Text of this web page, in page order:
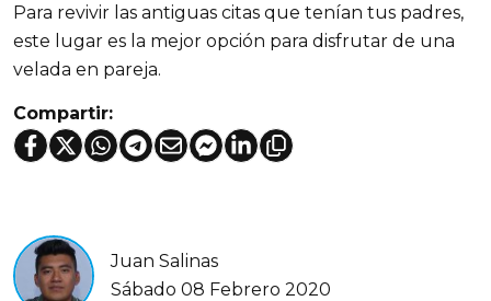
Para revivir las antiguas citas que tenían tus padres,
este lugar es la mejor opción para disfrutar de una
velada en pareja.
Compartir:
Juan Salinas
Sábado 08 Febrero 2020